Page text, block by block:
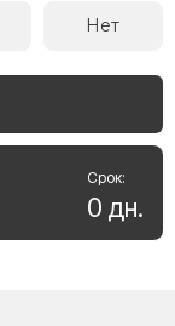
Нет
Срок:
0 дн.